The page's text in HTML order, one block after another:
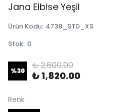
Jana Elbise Yeşil
Ürün Kodu: 4738_STD_XS
Stok: 0
%30 ₺ 2,600.00
₺ 1,820.00
Renk